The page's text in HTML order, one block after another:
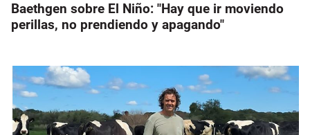
Baethgen sobre El Niño: "Hay que ir moviendo
perillas, no prendiendo y apagando"